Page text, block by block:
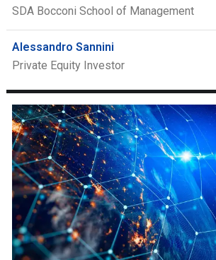
SDA Bocconi School of Management
Alessandro Sannini
Private Equity Investor